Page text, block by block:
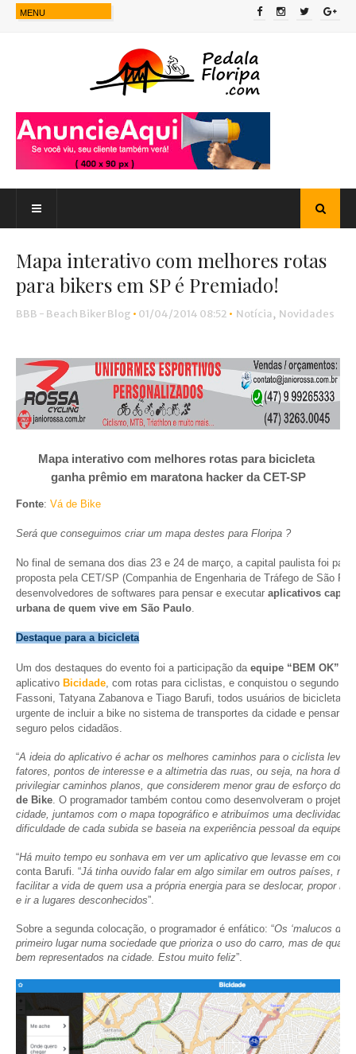
Mapa interativo com melhores rotas
para bikers em SP é Premiado!
BBB - Beach Biker Blog • 01/04/2014 08:52 • Notícia, Novidades
Mapa interativo com melhores rotas para bicicleta
ganha prêmio em maratona hacker da CET-SP
Fonte: Vá de Bike
Será que conseguimos criar um mapa destes para Floripa ?
No final de semana dos dias 23 e 24 de março, a capital paulista foi
proposta pela CET/SP (Companhia de Engenharia de Tráfego de São
desenvolvedores de softwares para pensar e executar aplicativos
urbana de quem vive em São Paulo.
Destaque para a bicicleta
Um dos destaques do evento foi a participação da equipe “BEM OK”
aplicativo Bicidade, com rotas para ciclistas, e conquistou o segundo
Fassoni, Tatyana Zabanova e Tiago Barufi, todos usuários de bicicleta.
urgente de incluir a bike no sistema de transportes da cidade e pensar
seguro pelos cidadãos.
“A ideia do aplicativo é achar os melhores caminhos para o ciclista
fatores, pontos de interesse e a altimetria das ruas, ou seja, na hora de
privilegiar caminhos planos, que considerem menor grau de esforço do
de Bike. O programador também contou como desenvolveram o projeto: ”
cidade, juntamos com o mapa topográfico e atribuímos uma declividade
dificuldade de cada subida se baseia na experiência pessoal da equipe,
“Há muito tempo eu sonhava em ver um aplicativo que levasse em
conta Barufi. “Já tinha ouvido falar em algo similar em outros países,
facilitar a vida de quem usa a própria energia para se deslocar, propor
e ir a lugares desconhecidos”.
Sobre a segunda colocação, o programador é enfático: “Os ‘malucos da
primeiro lugar numa sociedade que prioriza o uso do carro, mas de
bem representados na cidade. Estou muito feliz”.